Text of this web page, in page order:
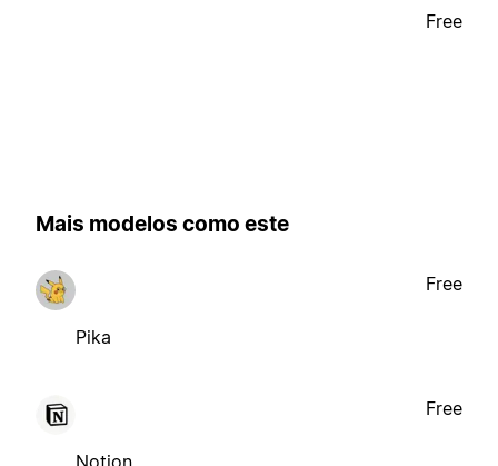
Free
Mais modelos como este
Pika
Free
Notion
Free